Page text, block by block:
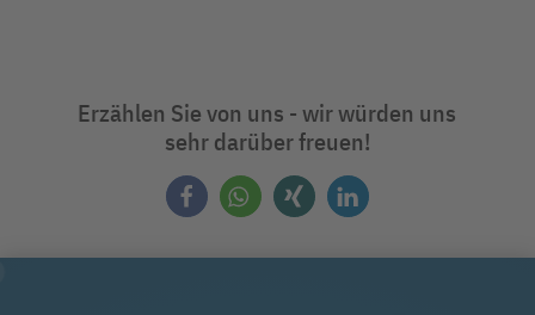
Erzählen Sie von uns - wir würden uns
sehr darüber freuen!